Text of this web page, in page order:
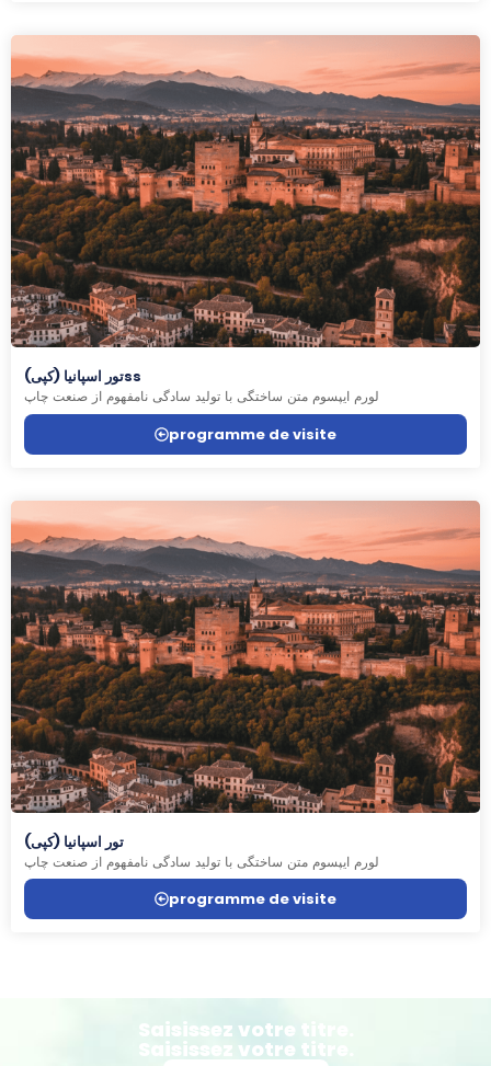
تور اسپانیا (کپی)ss
لورم ایپسوم متن ساختگی با تولید سادگی نامفهوم از صنعت چاپ
programme de visite
تور اسپانیا (کپی)
لورم ایپسوم متن ساختگی با تولید سادگی نامفهوم از صنعت چاپ
programme de visite
Saisissez votre titre.
Saisissez votre titre.